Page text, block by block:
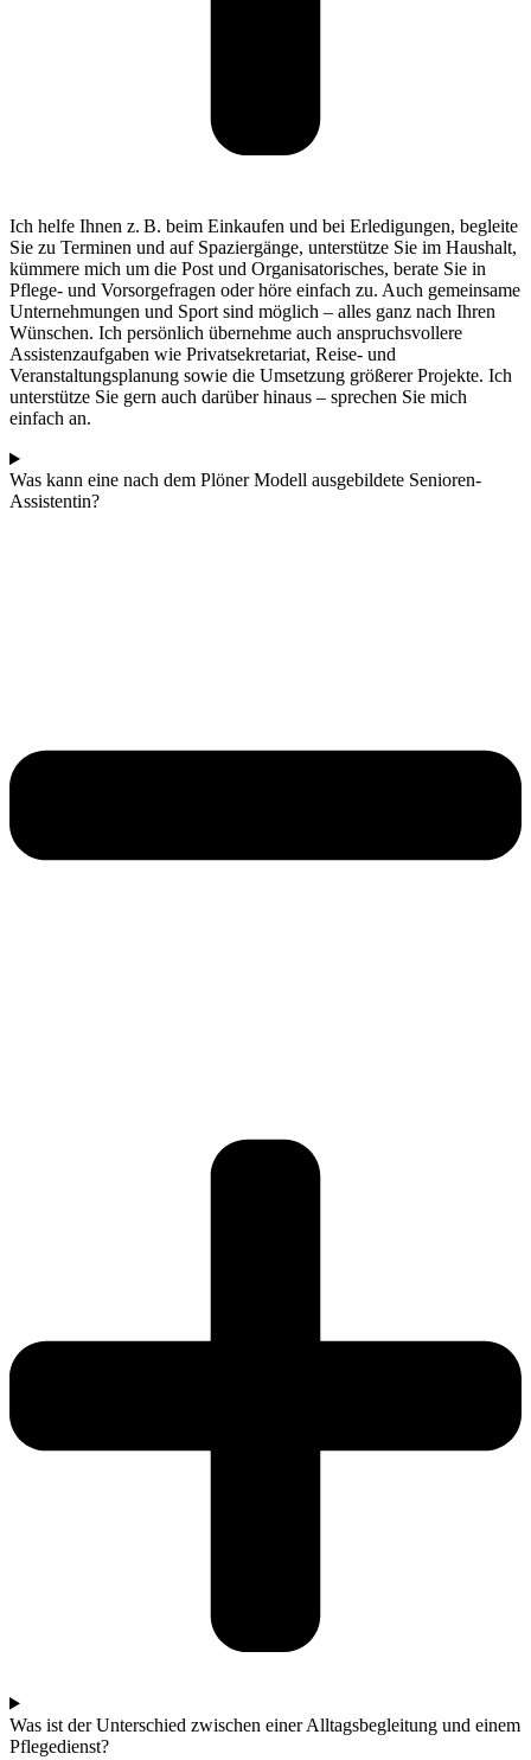
Ich helfe Ihnen z. B. beim Einkaufen und bei Erledigungen, begleite
Sie zu Terminen und auf Spaziergänge, unterstütze Sie im Haushalt,
kümmere mich um die Post und Organisatorisches, berate Sie in
Pflege- und Vorsorgefragen oder höre einfach zu. Auch gemeinsame
Unternehmungen und Sport sind möglich – alles ganz nach Ihren
Wünschen. Ich persönlich übernehme auch anspruchsvollere
Assistenzaufgaben wie Privatsekretariat, Reise- und
Veranstaltungsplanung sowie die Umsetzung größerer Projekte. Ich
unterstütze Sie gern auch darüber hinaus – sprechen Sie mich
einfach an.
Was kann eine nach dem Plöner Modell ausgebildete Senioren-
Assistentin?
Was ist der Unterschied zwischen einer Alltagsbegleitung und einem
Pflegedienst?